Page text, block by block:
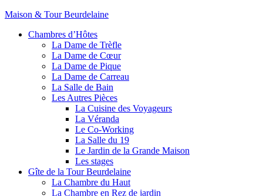
Maison & Tour Beurdelaine
Chambres d’Hôtes
La Dame de Trèfle
La Dame de Cœur
La Dame de Pique
La Dame de Carreau
La Salle de Bain
Les Autres Pièces
La Cuisine des Voyageurs
La Véranda
Le Co-Working
La Salle du 19
Le Jardin de la Grande Maison
Les stages
Gîte de la Tour Beurdelaine
La Chambre du Haut
La Chambre en Rez de jardin